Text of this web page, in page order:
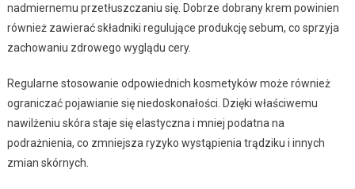
nadmiernemu przetłuszczaniu się. Dobrze dobrany krem powinien
również zawierać składniki regulujące produkcję sebum, co sprzyja
zachowaniu zdrowego wyglądu cery.
Regularne stosowanie odpowiednich kosmetyków może również
ograniczać pojawianie się niedoskonałości. Dzięki właściwemu
nawilżeniu skóra staje się elastyczna i mniej podatna na
podrażnienia, co zmniejsza ryzyko wystąpienia trądziku i innych
zmian skórnych.